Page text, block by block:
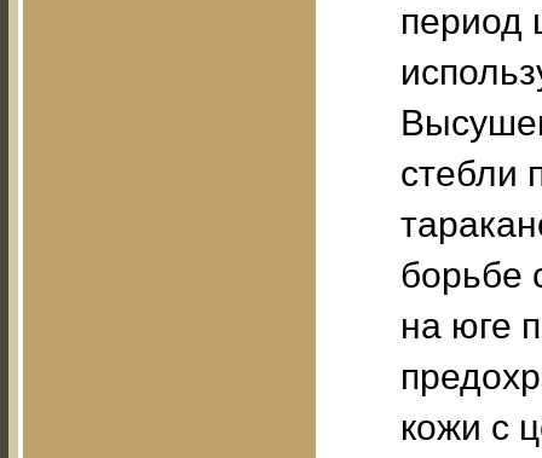
период
стебли
борьбе
на юге
кожи с